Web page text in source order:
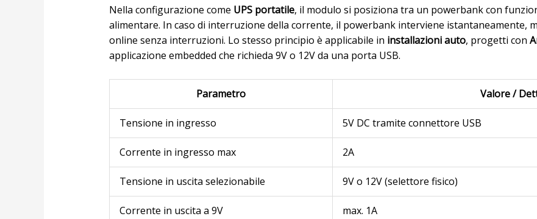
Nella configurazione come UPS portatile, il modulo si posiziona tra un powerbank con
alimentare. In caso di interruzione della corrente, il powerbank interviene istantaneamente,
online senza interruzioni. Lo stesso principio è applicabile in installazioni auto, progetti con
applicazione embedded che richieda 9V o 12V da una porta USB.
Parametro Valore /
Tensione in ingresso 5V DC tramite connettore USB
Corrente in ingresso max 2A
Tensione in uscita selezionabile 9V o 12V (selettore fisico)
Corrente in uscita a 9V max. 1A